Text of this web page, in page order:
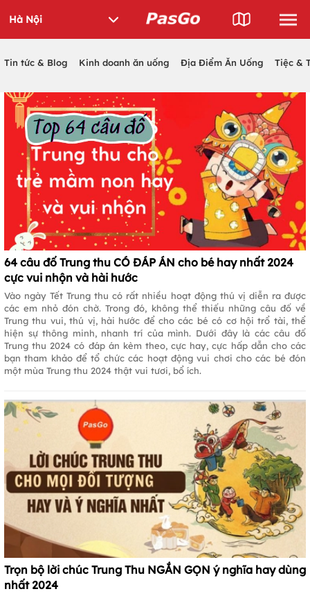
Tin tức & Blog Kinh doanh ăn uống Địa Điểm Ăn Uống Tiệc &
64 câu đố Trung thu CÓ ĐÁP ÁN cho bé hay nhất 2024
cực vui nhộn và hài hước
Vào ngày Tết Trung thu có rất nhiều hoạt động thú vị diễn ra được
các em nhỏ đón chờ. Trong đó, không thể thiếu những câu đố về
Trung thu vui, thú vị, hài hước để cho các bé có cơ hội trổ tài, thể
hiện sự thông minh, nhanh trí của mình. Dưới đây là các câu đố
Trung thu 2024 có đáp án kèm theo, cực hay, cực hấp dẫn cho các
bạn tham khảo để tổ chức các hoạt động vui chơi cho các bé đón
một mùa Trung thu 2024 thật vui tươi, bổ ích.
Trọn bộ lời chúc Trung Thu NGẮN GỌN ý nghĩa hay dùng
nhất 2024